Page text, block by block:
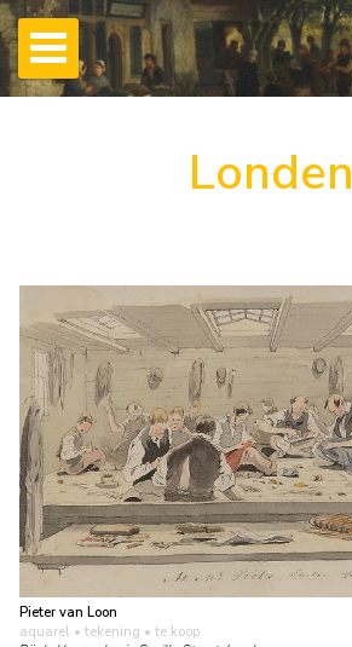
Londen
Pieter van Loon
aquarel • tekening • te koop